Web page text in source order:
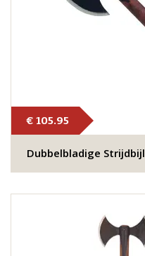
€ 105.95
Dubbelbladige Strijdbijl